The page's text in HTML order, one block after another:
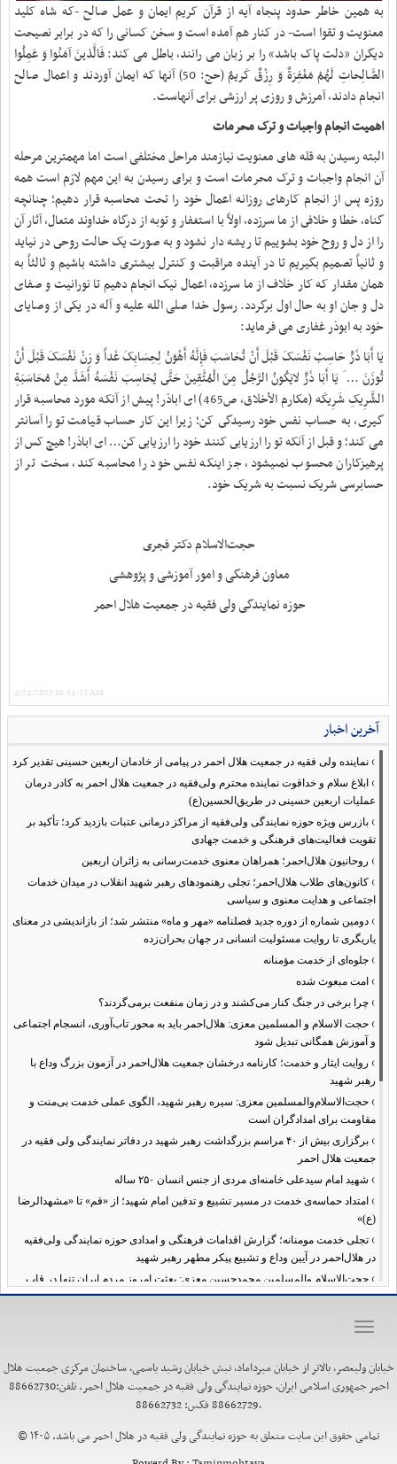
به همین خاطر حدود پنجاه آیه از قرآن کریم ایمان و عمل صالح -که شاه کلید
معنویت و تقوا است- در کنار هم آمده است و سخن کسانی را که در برابر نصیحت
دیگران «دلت پاک باشد» را بر زبان می رانند، باطل می کند: فَالَّذینَ آمَنُوا وَ عَمِلُوا
الصَّالِحاتِ لَهُمْ مَغْفِرَةٌ وَ رِزْقٌ کَریمٌ (حج: 50) آنها که ایمان آوردند و اعمال صالح
انجام دادند، آمرزش و روزى پر ارزشى براى آنهاست‏.
اهمیت انجام واجبات و ترک محرمات
البته رسیدن به قله های معنویت نیازمند مراحل مختلفی است اما مهمترین مرحله
آن انجام واجبات و ترک محرمات است و برای رسیدن به این مهم لازم است همه
روزه پس از انجام کارهاى روزانه اعمال خود را تحت محاسبه قرار دهیم؛ چنانچه
گناه، خطا و خلافى از ما سرزده، اولاً با استغفار و توبه از درگاه خداوند متعال، آثار آن
را از دل و روح خود بشوییم تا ریشه‏ دار نشود و به صورت یک حالت روحى در نیاید
و ثانیاً تصمیم بگیریم تا در آینده مراقبت و کنترل بیشتری داشته باشیم و ثالثاً به
همان مقدار که کار خلاف از ما سرزده، اعمال نیک انجام دهیم تا نورانیت و صفاى
دل و جان او به حال اول برگردد. رسول خدا صلی الله علیه و آله در یکى از وصایاى
خود به ابوذر غفارى می فرماید:
یَا أَبَا ذَرٍّ حَاسِبْ نَفْسَکَ قَبْلَ أَنْ تُحَاسَبَ فَإِنَّهُ أَهْوَنُ لِحِسَابِکَ غَداً وَ زِنْ نَفْسَکَ قَبْلَ أَنْ
تُوزَنَ … َ یَا أَبَا ذَرٍّ لایَکُونُ الرَّجُلُ مِنَ الْمُتَّقِینَ حَتَّى یُحَاسِبَ نَفْسَهُ أَشَدَّ مِنْ مُحَاسَبَةِ
الشَّرِیکِ شَرِیکَه (مکارم الأخلاق، ص465) اى اباذر! پیش از آنکه مورد محاسبه قرار
گیرى، به حساب نفس خود رسیدگى کن؛ زیرا این کار حساب قیامت تو را آسان‏تر
می کند؛ و قبل از آنکه تو را ارزیابى کنند خود را ارزیابى کن… اى اباذر! هیچ کس از
پرهیزکاران محسوب نمىیشود، جز اینکه نفس خود را محاسبه کند، سخت‏ تر از
حسابرسى شریک نسبت به شریک خود.
حجت‌الاسلام دکتر فجری
معاون فرهنگی و امور آموزشی و پژوهشی
حوزه نمایندگی ‌ولی فقیه در جمعیت هلال احمر
4/24/2022 10:34:23 AM
آخرین اخبار
› نماینده ولی فقیه در جمعیت هلال احمر در پیامی از خادمان اربعین حسینی تقدیر کرد
› ابلاغ سلام و خداقوت نماینده محترم ولی‌فقیه در جمعیت هلال احمر به کادر درمان
عملیات اربعین حسینی در طریق‌الحسین(ع)
› بازرس ویژه حوزه نمایندگی ولی‌فقیه از مراکز درمانی عتبات بازدید کرد؛ تأکید بر
تقویت فعالیت‌های فرهنگی و خدمت جهادی
› روحانیون هلال‌احمر؛ همراهان معنوی خدمت‌رسانی به زائران اربعین
› کانون‌های طلاب هلال‌احمر؛ تجلی رهنمودهای رهبر شهید انقلاب در میدان خدمات
اجتماعی و هدایت معنوی و سیاسی
› دومین شماره از دوره جدید فصلنامه «مهر و ماه» منتشر شد؛ از بازاندیشی در معنای
یاریگری تا روایت مسئولیت انسانی در جهان بحران‌زده
› جلوه‌ای از خدمت مؤمنانه
› امت مبعوث شده
› چرا برخی در جنگ کنار می‌کشند و در زمان منفعت برمی‌گردند؟
› حجت الاسلام و المسلمین معزی: هلال‌احمر باید به محور تاب‌آوری، انسجام اجتماعی
و آموزش همگانی تبدیل شود
› روایت ایثار و خدمت؛ کارنامه درخشان جمعیت هلال‌احمر در آزمون بزرگ وداع با
رهبر شهید
› حجت‌الاسلام‌والمسلمین معزی: سیره رهبر شهید، الگوی عملی خدمت بی‌منت و
مقاومت برای امدادگران است
›
برگزاری بیش از ۴۰ مراسم بزرگداشت رهبر شهید در دفاتر نمایندگی ولی فقیه در
جمعیت هلال احمر
› شهید امام سیدعلی خامنه‌ای مردی از جنس انسان ۲۵۰ ساله
› امتداد حماسه‌ی خدمت در مسیر تشییع و تدفین امام شهید؛ از «قم» تا «مشهدالرضا
(ع)»
› تجلی خدمت مومنانه؛ گزارش اقدامات فرهنگی و امدادی حوزه نمایندگی ولی‌فقیه
در هلال‌احمر در آیین وداع و تشییع پیکر مطهر رهبر شهید
› حجت‌الاسلام والمسلمین محمدحسین معزی: بعثت امروز مردم ایران تنها در قاب
قیام عاشورا قابل تفسیر است
›آمادگی همه‌جانبه معاونت فرهنگی حوزه نمایندگی ولی‌فقیه هلال‌احمر برای
خدمت‌رسانی در مراسم تشییع پیکر مطهر رهبر شهید
هلال‌احمر آغاز شد
› نماینده ولی‌فقیه در هلال‌احمر: حراست اثرگذار، پشتوانه سرمایه اجتماعی است /
هدف حکومت اسلامی، ساخت جامعه‌ای برای «خلیفه‌الله» شدن انسان‌هاست
›تأکید نماینده ولی‌فقیه در هلال‌احمر بر هدفمندی برنامه‌های محرم / عزاداری‌ها
Toggle
خیابان ولیعصر، بالاتر از خیابان میرداماد، نبش خیابان رشید یاسمی، ساختمان مرکزی جمعیت هلال
احمر جمهوری اسلامی ایران، حوزه نمایندگی ولی فقیه در جمعیت هلال احمر. تلفن:88662730
،88662729 فکس: 88662732
تمامی حقوق این سایت متعلق به حوزه نمایندگی ولی فقیه در هلال احمر می باشد. ۱۴۰۵ ©